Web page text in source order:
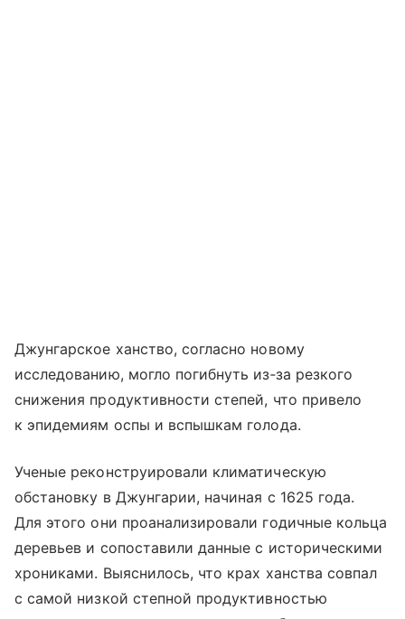
Джунгарское ханство, согласно новому
исследованию, могло погибнуть из‑за резкого
снижения продуктивности степей, что привело
к эпидемиям оспы и вспышкам голода.
Ученые реконструировали климатическую
обстановку в Джунгарии, начиная с 1625 года.
Для этого они проанализировали годичные кольца
деревьев и сопоставили данные с историческими
хрониками. Выяснилось, что крах ханства совпал
с самой низкой степной продуктивностью